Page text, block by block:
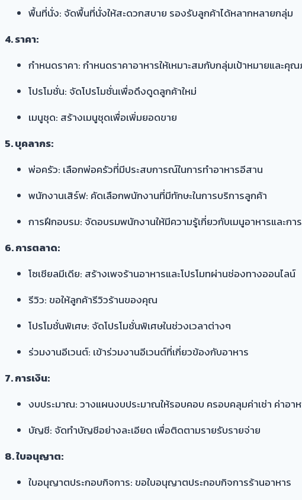
พื้นที่นั่ง: จัดพื้นที่นั่งให้สะดวกสบาย รองรับลูกค้าได้หลากหลายกลุ่ม
4. ราคา:
กำหนดราคา: กำหนดราคาอาหารให้เหมาะสมกับกลุ่มเป้าหมายและ
โปรโมชั่น: จัดโปรโมชั่นเพื่อดึงดูดลูกค้าใหม่
เมนูชุด: สร้างเมนูชุดเพื่อเพิ่มยอดขาย
5. บุคลากร:
พ่อครัว: เลือกพ่อครัวที่มีประสบการณ์ในการทำอาหารอีสาน
พนักงานเสิร์ฟ: คัดเลือกพนักงานที่มีทักษะในการบริการลูกค้า
การฝึกอบรม: จัดอบรมพนักงานให้มีความรู้เกี่ยวกับเมนูอาหารและกา
6. การตลาด:
โซเชียลมีเดีย: สร้างเพจร้านอาหารและโปรโมทผ่านช่องทางออนไลน์
รีวิว: ขอให้ลูกค้ารีวิวร้านของคุณ
โปรโมชั่นพิเศษ: จัดโปรโมชั่นพิเศษในช่วงเวลาต่างๆ
ร่วมงานอีเวนต์: เข้าร่วมงานอีเวนต์ที่เกี่ยวข้องกับอาหาร
7. การเงิน:
งบประมาณ: วางแผนงบประมาณให้รอบคอบ ครอบคลุมค่าเช่า ค่าอ
บัญชี: จัดทำบัญชีอย่างละเอียด เพื่อติดตามรายรับรายจ่าย
8. ใบอนุญาต:
ใบอนุญาตประกอบกิจการ: ขอใบอนุญาตประกอบกิจการร้านอาหาร